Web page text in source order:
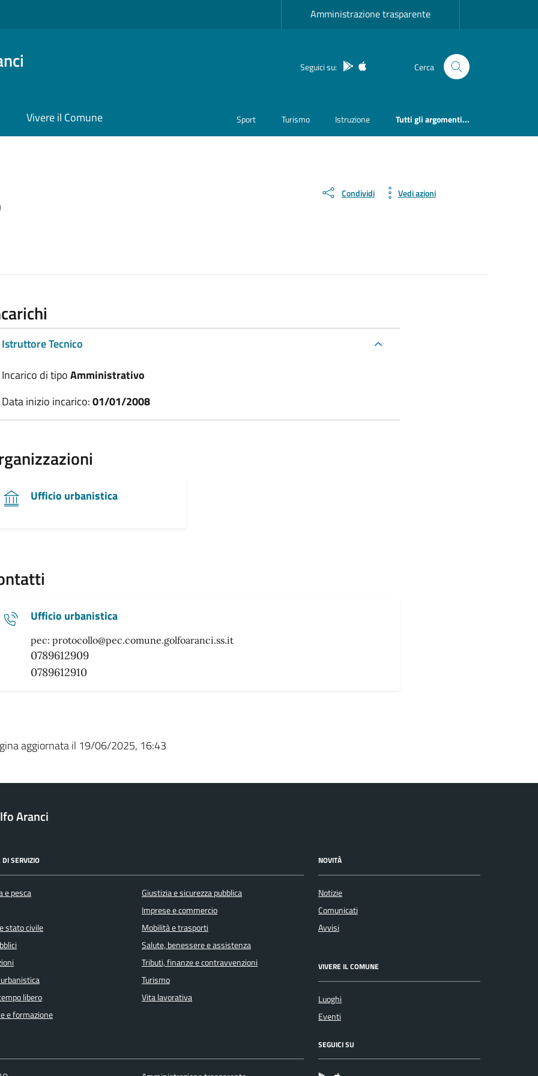
Amministrazione trasparente
Seguici su: App Android
App IOS Cerca
Vivere il Comune Sport Turismo Istruzione Tutti gli argomenti...
Condividi Vedi azioni
Istruttore Tecnico
Incarico di tipoAmministrativo
Data inizio incarico:01/01/2008
Ufficio urbanistica
Ufficio urbanistica
pec: protocollo@pec.comune.golfoaranci.ss.it
0789612909
0789612910
aggiornata il 19/06/2025, 16:43
Aranci
DI SERVIZIO
e pesca
stato civile
libero
e formazione
Giustizia e sicurezza pubblica
Imprese e commercio
Mobilità e trasporti
Salute, benessere e assistenza
Tributi, finanze e contravvenzioni
Turismo
Vita lavorativa
NOVITÀ
Notizie
Comunicati
Avvisi
VIVERE IL COMUNE
Luoghi
Eventi
SEGUICI SU